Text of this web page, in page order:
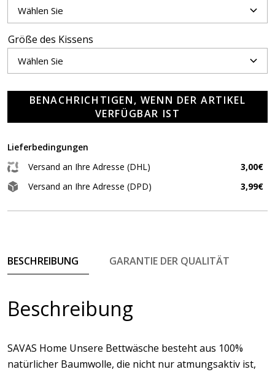
Größe des Kissens
BENACHRICHTIGEN, WENN DER ARTIKEL
VERFÜGBAR IST
Lieferbedingungen
Versand an Ihre Adresse (DHL)
3,00€
Versand an Ihre Adresse (DPD)
3,99€
BESCHREIBUNG GARANTIE DER QUALITÄT
Beschreibung
SAVAS Home Unsere Bettwäsche besteht aus 100%
natürlicher Baumwolle, die nicht nur atmungsaktiv ist,